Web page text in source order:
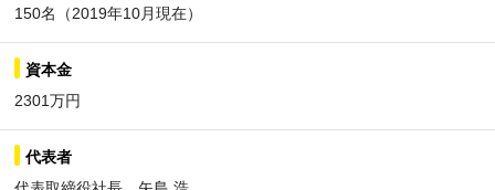
150名（2019年10月現在）
資本金
2301万円
代表者